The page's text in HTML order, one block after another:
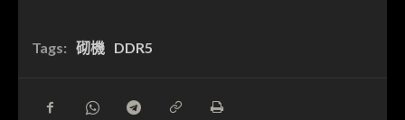
Tags: 砌機 DDR5